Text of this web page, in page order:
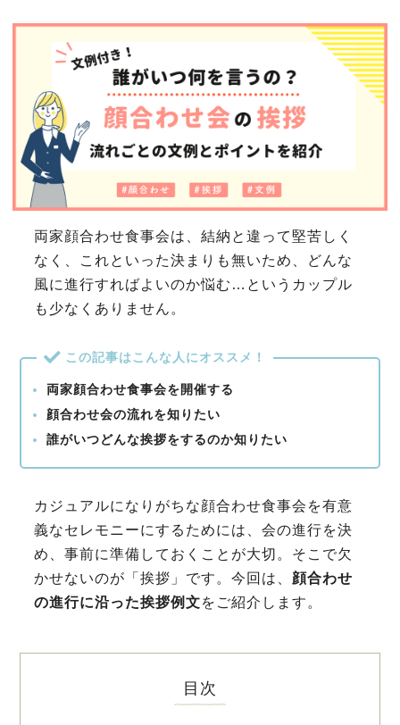
両家顔合わせ食事会は、結納と違って堅苦しく
なく、これといった決まりも無いため、どんな
風に進行すればよいのか悩む…というカップル
も少なくありません。
この記事はこんな人にオススメ！
両家顔合わせ食事会を開催する
顔合わせ会の流れを知りたい
誰がいつどんな挨拶をするのか知りたい
カジュアルになりがちな顔合わせ食事会を有意
義なセレモニーにするためには、会の進行を決
め、事前に準備しておくことが大切。そこで欠
かせないのが「挨拶」です。今回は、 顔合わせ
の進行に沿った挨拶例文をご紹介します。
目次